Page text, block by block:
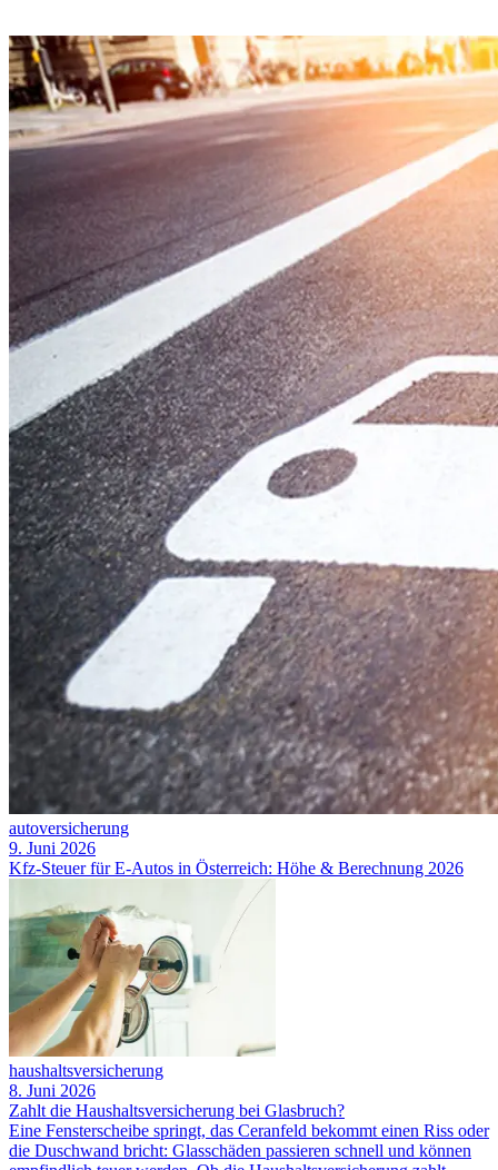
autoversicherung
9. Juni 2026
Kfz-Steuer für E-Autos in Österreich: Höhe & Berechnung 2026
haushaltsversicherung
8. Juni 2026
Zahlt die Haushaltsversicherung bei Glasbruch?
Eine Fensterscheibe springt, das Ceranfeld bekommt einen Riss oder
die Duschwand bricht: Glasschäden passieren schnell und können